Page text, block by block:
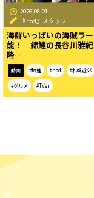
2026.08.01
『hod』スタッフ
海鮮いっぱいの海賊ラ
能！ 錦鯉の長谷川雅
隆…
動画 #錦鯉 #hod #札幌近郊
#グルメ #TVer